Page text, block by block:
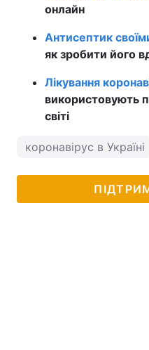
онлайн
Антисептик
як зробити його
Лікування
використовують
світі
коронавірус в Україні